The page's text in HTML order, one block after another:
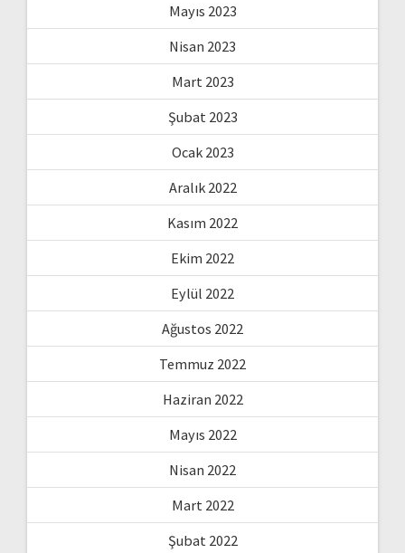
Mayıs 2023
Nisan 2023
Mart 2023
Şubat 2023
Ocak 2023
Aralık 2022
Kasım 2022
Ekim 2022
Eylül 2022
Ağustos 2022
Temmuz 2022
Haziran 2022
Mayıs 2022
Nisan 2022
Mart 2022
Şubat 2022